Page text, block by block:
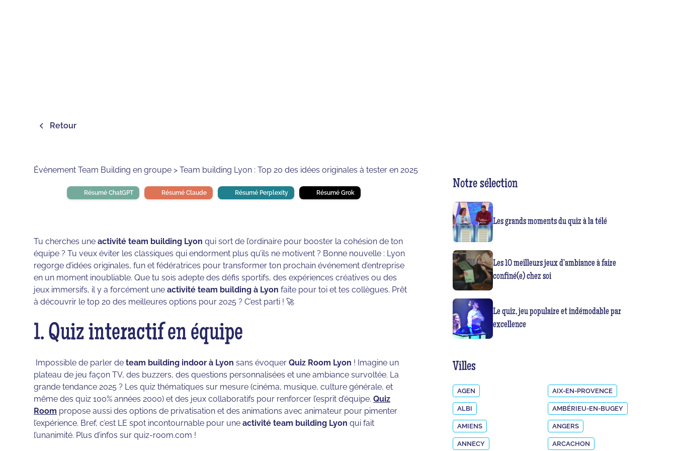
Retour
Évènement Team Building en groupe > Team building Lyon : Top 20 des idées originales à tester en 2025
Résumé ChatGPT Résumé Claude Résumé Perplexity Résumé Grok
Tu cherches uneactivité team building Lyon qui sort de l’ordinaire pour booster la cohésion de ton
équipe ? Tu veux éviter les classiques qui endorment plus qu’ils ne motivent ? Bonne nouvelle : Lyon
regorge d’idées originales, fun et fédératrices pour transformer ton prochain événement d’entreprise
en un moment inoubliable. Que tu sois adepte des défis sportifs, des expériences créatives ou des
jeux immersifs, il y a forcément uneactivité team building à Lyon faite pour toi et tes collègues. Prêt
à découvrir le top 20 des meilleures options pour 2025 ? C’est parti ! 🚀
1. Quiz interactif en équipe
Impossible de parler deteam building indoor à Lyonsans évoquerQuiz Room Lyon ! Imagine un
plateau de jeu façon TV, des buzzers, des questions personnalisées et une ambiance survoltée. La
grande tendance 2025 ? Les quiz thématiques sur mesure (cinéma, musique, culture générale, et
même des quiz 100% années 2000) et des jeux collaboratifs pour renforcer l’esprit d’équipe.Quiz
Room propose aussi des options de privatisation et des animations avec animateur pour pimenter
l’expérience. Bref, c’est LE spot incontournable pour uneactivité team building Lyon qui fait
l’unanimité. Plus d’infos sur quiz-room.com !
Notre sélection
Les grands moments du quiz à la télé
Les 10 meilleurs jeux d’ambiance à faire
confiné(e) chez soi
Le quiz, jeu populaire et indémodable par
excellence
Villes
AGEN AIX-EN-PROVENCE
ALBI AMBÉRIEU-EN-BUGEY
AMIENS ANGERS
ANNECY ARCACHON